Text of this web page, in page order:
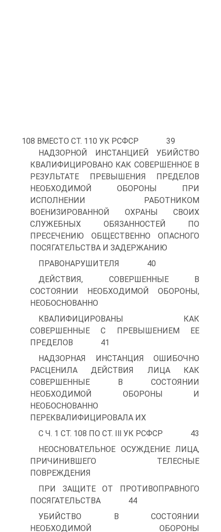
108 ВМЕСТО СТ. 110 УК РСФСР 39
НАДЗОРНОЙ ИНСТАНЦИЕЙ УБИЙСТВО
КВАЛИФИЦИРОВАНО КАК СОВЕРШЕННОЕ В
РЕЗУЛЬТАТЕ ПРЕВЫШЕНИЯ ПРЕДЕЛОВ
НЕОБХОДИМОЙ ОБОРОНЫ ПРИ
ИСПОЛНЕНИИ РАБОТНИКОМ
ВОЕНИЗИРОВАННОЙ ОХРАНЫ СВОИХ
СЛУЖЕБНЫХ ОБЯЗАННОСТЕЙ ПО
ПРЕСЕЧЕНИЮ ОБЩЕСТВЕННО ОПАСНОГО
ПОСЯГАТЕЛЬСТВА И ЗАДЕРЖАНИЮ
ПРАВОНАРУШИТЕЛЯ 40
ДЕЙСТВИЯ, СОВЕРШЕННЫЕ В
СОСТОЯНИИ НЕОБХОДИМОЙ ОБОРОНЫ,
НЕОБОСНОВАННО
КВАЛИФИЦИРОВАНЫ КАК
СОВЕРШЕННЫЕ С ПРЕВЫШЕНИЕМ ЕЕ
ПРЕДЕЛОВ 41
НАДЗОРНАЯ ИНСТАНЦИЯ ОШИБОЧНО
РАСЦЕНИЛА ДЕЙСТВИЯ ЛИЦА КАК
СОВЕРШЕННЫЕ В СОСТОЯНИИ
НЕОБХОДИМОЙ ОБОРОНЫ И
НЕОБОСНОВАННО
ПЕРЕКВАЛИФИЦИРОВАЛА ИХ
С Ч. 1 СТ. 108 ПО СТ. Ill УК РСФСР 43
НЕОСНОВАТЕЛЬНОЕ ОСУЖДЕНИЕ ЛИЦА,
ПРИЧИНИВШЕГО ТЕЛЕСНЫЕ
ПОВРЕЖДЕНИЯ
ПРИ ЗАЩИТЕ ОТ ПРОТИВОПРАВНОГО
ПОСЯГАТЕЛЬСТВА 44
УБИЙСТВО В СОСТОЯНИИ
НЕОБХОДИМОЙ ОБОРОНЫ